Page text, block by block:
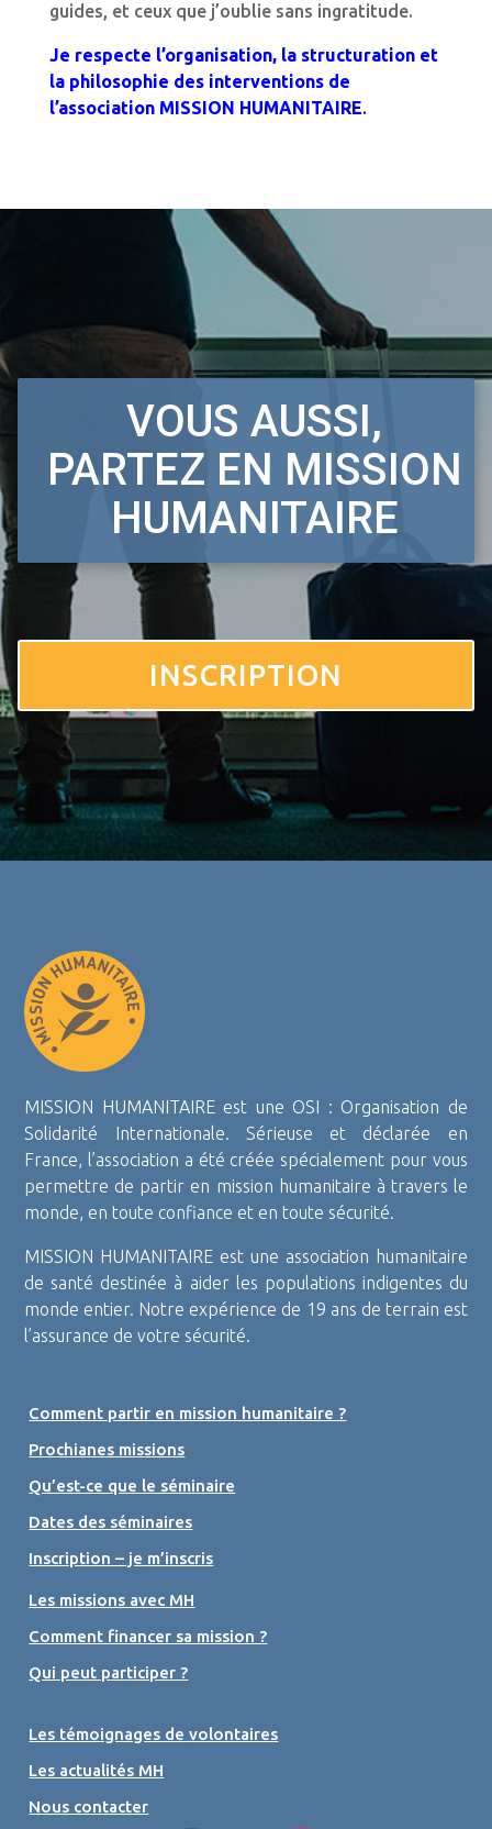
guides, et ceux que j’oublie sans ingratitude.
Je respecte l’organisation, la structuration et
la philosophie des interventions de
l’association MISSION HUMANITAIRE.
VOUS AUSSI,
PARTEZ EN MISSION
HUMANITAIRE
INSCRIPTION
MISSION HUMANITAIRE est une OSI : Organisation de
Solidarité Internationale. Sérieuse et déclarée en
France, l’association a été créée spécialement pour vous
permettre de partir en mission humanitaire à travers le
monde, en toute confiance et en toute sécurité.
MISSION HUMANITAIRE est une association humanitaire
de santé destinée à aider les populations indigentes du
monde entier. Notre expérience de 19 ans de terrain est
l’assurance de votre sécurité.
Comment partir en mission humanitaire ?
Prochianes missions
Qu’est-ce que le séminaire
Dates des séminaires
Inscription – je m’inscris
Les missions avec MH
Comment financer sa mission ?
Qui peut participer ?
Les témoignages de volontaires
Les actualités MH
Nous contacter